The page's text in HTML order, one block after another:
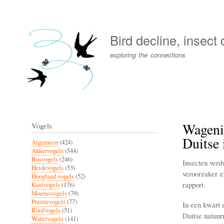
menu
Bird decline, insect
exploring the connections
Duitse
Insecten
veroorzaker
rapport.
In een kwart
Duitse
Vogels
Algemeen(424)
Akkervogels(544)
Bosvogels(246)
Heidevogels(53)
Hoogland vogels(52)
Kustvogels(176)
Moerasvogels(79)
Prairievogels(77)
Roofvogels(51)
Watervogels(141)